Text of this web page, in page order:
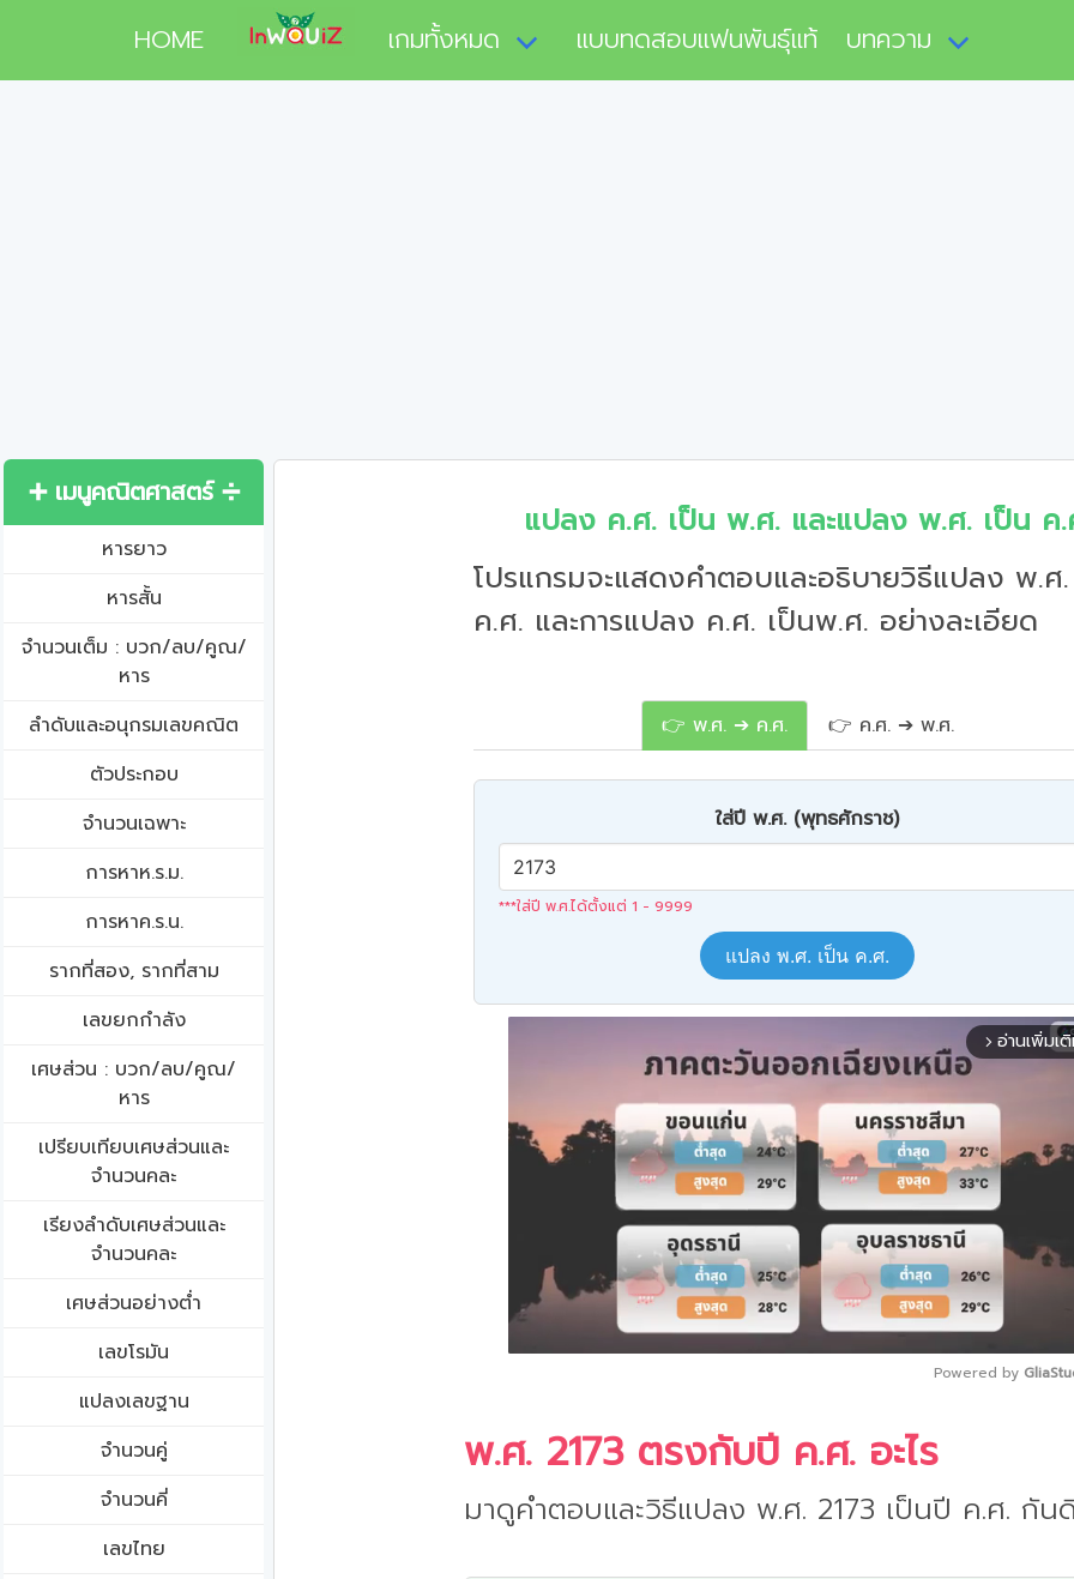
HOME เกมทั้งหมด แบบทดสอบแฟนพันธุ์แท้ บทความ
➕ เมนูคณิตศาสตร์ ➗
หารยาว
หารสั้น
จำนวนเต็ม : บวก/ลบ/คูณ/
หาร
ลำดับและอนุกรมเลขคณิต
ตัวประกอบ
จำนวนเฉพาะ
การหาห.ร.ม.
การหาค.ร.น.
รากที่สอง, รากที่สาม
เลขยกกำลัง
เศษส่วน : บวก/ลบ/คูณ/
หาร
เปรียบเทียบเศษส่วนและ
จำนวนคละ
เรียงลำดับเศษส่วนและ
จำนวนคละ
เศษส่วนอย่างต่ำ
เลขโรมัน
แปลงเลขฐาน
จำนวนคู่
จำนวนคี่
เลขไทย
แปลง ค.ศ. เป็น พ.ศ. และแปลง พ.ศ. เป็น ค.
โปรแกรมจะแสดงคำตอบและอธิบายวิธีแปลง พ.ศ
ค.ศ. และการแปลง ค.ศ. เป็นพ.ศ. อย่างละเอียด
👉 พ.ศ. ➔ ค.ศ. 👉 ค.ศ. ➔ พ.ศ.
ใส่ปี พ.ศ. (พุทธศักราช)
***ใส่ปี พ.ศ.ได้ตั้งแต่ 1 - 9999
แปลง พ.ศ. เป็น ค.ศ.
arrow_forward_ios อ่านเพิ่มเ
Powered by
พ.ศ. 2173 ตรงกับปี ค.ศ. อะไร
มาดูคำตอบและวิธีแปลง พ.ศ. 2173 เป็นปี ค.ศ. กัน